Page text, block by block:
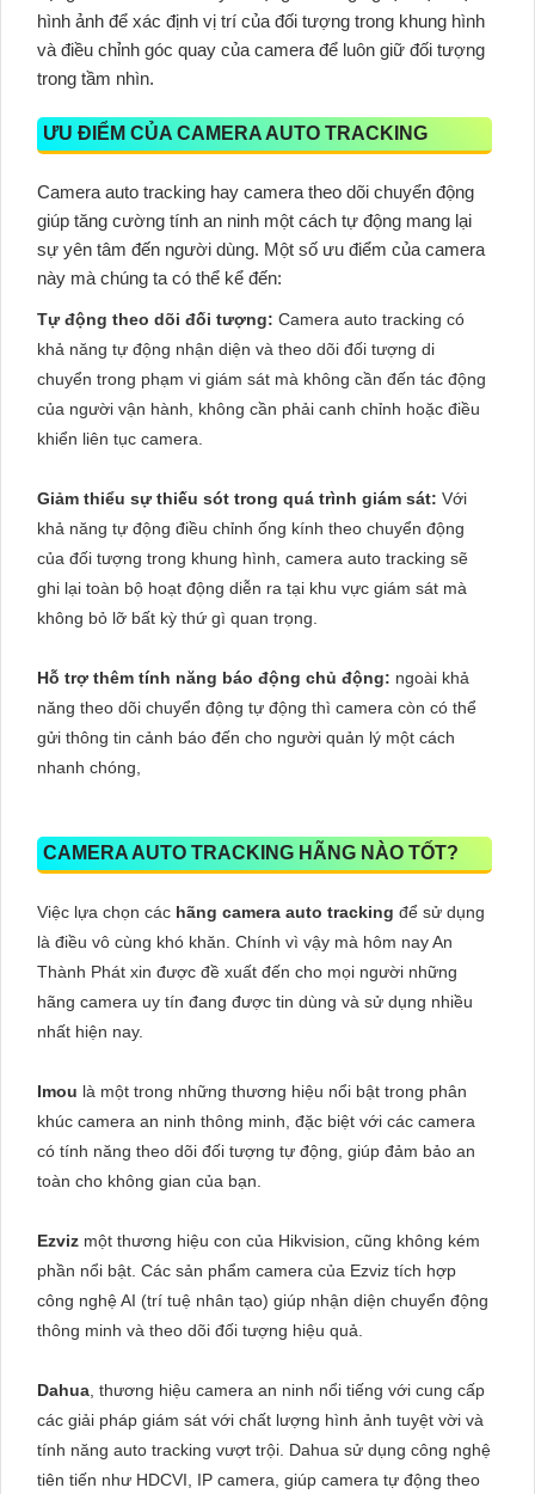
hình ảnh để xác định vị trí của đối tượng trong khung hình
và điều chỉnh góc quay của camera để luôn giữ đối tượng
trong tầm nhìn.
ƯU ĐIỂM CỦA CAMERA AUTO TRACKING
Camera auto tracking hay camera theo dõi chuyển động
giúp tăng cường tính an ninh một cách tự động mang lại
sự yên tâm đến người dùng. Một số ưu điểm của camera
này mà chúng ta có thể kể đến:
Tự động theo dõi đối tượng: Camera auto tracking có
khả năng tự động nhận diện và theo dõi đối tượng di
chuyển trong phạm vi giám sát mà không cần đến tác động
của người vận hành, không cần phải canh chỉnh hoặc điều
khiển liên tục camera.
Giảm thiểu sự thiếu sót trong quá trình giám sát: Với
khả năng tự động điều chỉnh ống kính theo chuyển động
của đối tượng trong khung hình, camera auto tracking sẽ
ghi lại toàn bộ hoạt động diễn ra tại khu vực giám sát mà
không bỏ lỡ bất kỳ thứ gì quan trọng.
Hỗ trợ thêm tính năng báo động chủ động: ngoài khả
năng theo dõi chuyển động tự động thì camera còn có thể
gửi thông tin cảnh báo đến cho người quản lý một cách
nhanh chóng,
CAMERA AUTO TRACKING HÃNG NÀO TỐT?
Việc lựa chọn các hãng camera auto tracking để sử dụng
là điều vô cùng khó khăn. Chính vì vậy mà hôm nay An
Thành Phát xin được đề xuất đến cho mọi người những
hãng camera uy tín đang được tin dùng và sử dụng nhiều
nhất hiện nay.
Imou là một trong những thương hiệu nổi bật trong phân
khúc camera an ninh thông minh, đặc biệt với các camera
có tính năng theo dõi đối tượng tự động, giúp đảm bảo an
toàn cho không gian của bạn.
Ezviz một thương hiệu con của Hikvision, cũng không kém
phần nổi bật. Các sản phẩm camera của Ezviz tích hợp
công nghệ AI (trí tuệ nhân tạo) giúp nhận diện chuyển động
thông minh và theo dõi đối tượng hiệu quả.
Dahua , thương hiệu camera an ninh nổi tiếng với cung cấp
các giải pháp giám sát với chất lượng hình ảnh tuyệt vời và
tính năng auto tracking vượt trội. Dahua sử dụng công nghệ
tiên tiến như HDCVI, IP camera, giúp camera tự động theo